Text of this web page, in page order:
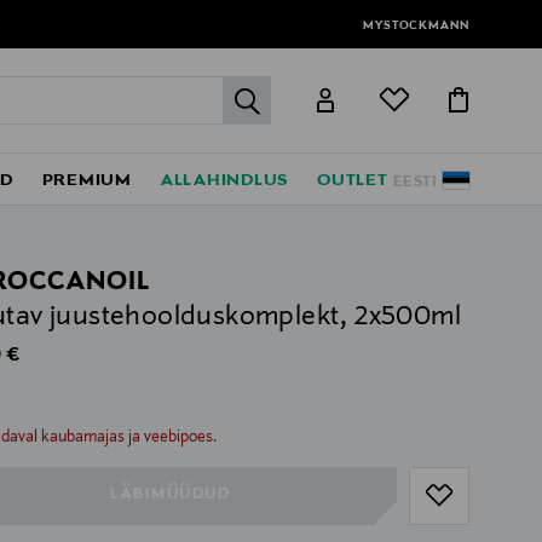
MYSTOCKMANN
label.header.go
EESTI
PREMIUM ALLAHINDLUS OUTLET
juustehoolduskomplekt, 2x500ml
Price
€
kaubamajas ja veebipoes.